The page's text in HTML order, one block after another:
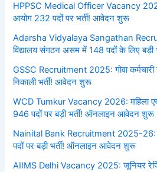
HPPSC Medical Officer Vacancy
आयोग 232 पदों पर भर्ती! आवेदन शुरू
Adarsha Vidyalaya Sangathan
विद्यालय संगठन असम में 148 पदों के लिए
GSSC Recruitment 2025: गोवा
निकाली भर्ती! आवेदन शुरू
WCD Tumkur Vacancy 2026: महिला
946 पदों पर बड़ी भर्ती! ऑनलाइन आवेदन शुरू
Nainital Bank Recruitment 2025-26:
पदों पर बड़ी भर्ती! ऑनलाइन आवेदन शुरू
AIIMS Delhi Vacancy 2025: जूनियर